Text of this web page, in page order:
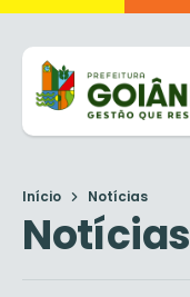
Início Notícias
Notícias